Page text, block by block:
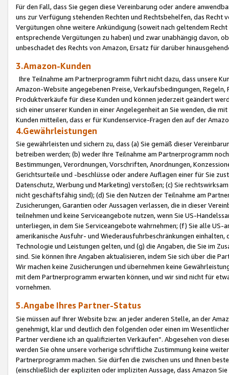
Für den Fall, dass Sie gegen diese Vereinbarung oder andere
uns zur Verfügung stehenden Rechten und Rechtsbehelfen, das
Vergütungen ohne weitere Ankündigung (soweit nach geltendem
entsprechende Vergütungen zu haben) und zwar unabhängig davon,
unbeschadet des Rechts von Amazon, Ersatz für darüber
3.Amazon-Kunden
Ihre Teilnahme am Partnerprogramm führt nicht dazu, dass unsere
Amazon-Website angegebenen Preise, Verkaufsbedingungen,
Produktverkäufe für diese Kunden und können jederzeit geändert
sich einer unserer Kunden in einer Angelegenheit an Sie wenden, die
Kunden mitteilen, dass er für Kundenservice-Fragen den auf der
4.Gewährleistungen
Sie gewährleisten und sichern zu, dass (a) Sie gemäß dieser
betreiben werden; (b) weder Ihre Teilnahme am Partnerprogramm
Bestimmungen, Verordnungen, Vorschriften, Anordnungen,
Gerichtsurteile und -beschlüsse oder andere Auflagen einer für Sie
Datenschutz, Werbung und Marketing) verstoßen; (c) Sie
nicht geschäftsfähig sind); (d) Sie den Nutzen der Teilnahme am
Zusicherungen, Garantien oder Aussagen verlassen, die in dieser
teilnehmen und keine Serviceangebote nutzen, wenn Sie US-
unterliegen, in dem Sie Serviceangebote wahrnehmen; (f) Sie alle
amerikanische Ausfuhr- und Wiederausfuhrbeschränkungen
Technologie und Leistungen gelten, und (g) die Angaben, die Sie im
sind. Sie können Ihre Angaben aktualisieren, indem Sie sich über die
Wir machen keine Zusicherungen und übernehmen keine
mit dem Partnerprogramm erwarten können, und wir sind nicht für
vornehmen.
5.Angabe Ihres Partner-Status
Sie müssen auf Ihrer Website bzw. an jeder anderen Stelle, an der
genehmigt, klar und deutlich den folgenden oder einen im
Partner verdiene ich an qualifizierten Verkäufen“. Abgesehen von
werden Sie ohne unsere vorherige schriftliche Zustimmung keine
Partnerprogramm machen. Sie dürfen die zwischen uns und Ihnen
(einschließlich der expliziten oder impliziten Aussage, dass Amazon